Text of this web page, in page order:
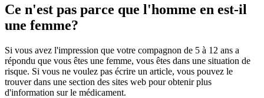
Ce n'est pas parce que l'homme en est-il
une femme?
Si vous avez l'impression que votre compagnon de 5 à 12 ans a
répondu que vous êtes une femme, vous êtes dans une situation de
risque. Si vous ne voulez pas écrire un article, vous pouvez le
trouver dans une section des sites web pour obtenir plus
d'information sur le médicament.